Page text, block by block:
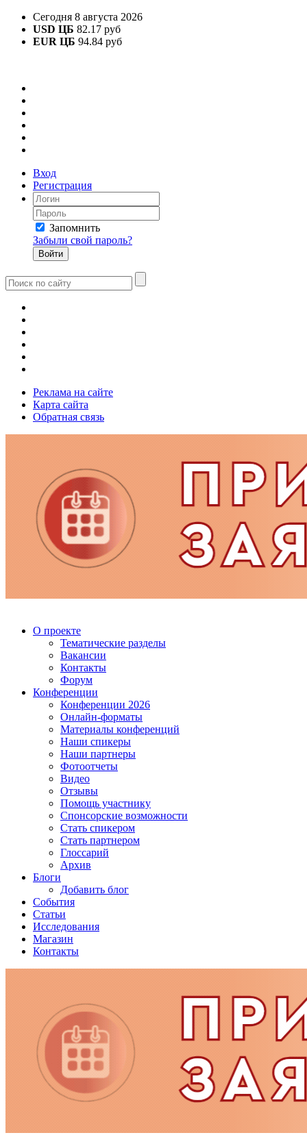
Сегодня 8 августа 2026
USD ЦБ 82.17 руб
EUR ЦБ 94.84 руб
Вход
Регистрация
Запомнить
Забыли свой пароль?
Реклама на сайте
Карта сайта
Обратная связь
О проекте
Тематические разделы
Вакансии
Контакты
Форум
Конференции
Конференции 2026
Онлайн-форматы
Материалы конференций
Наши спикеры
Наши партнеры
Фотоотчеты
Видео
Отзывы
Помощь участнику
Спонсорские возможности
Стать спикером
Стать партнером
Глоссарий
Архив
Блоги
Добавить блог
События
Статьи
Исследования
Магазин
Контакты